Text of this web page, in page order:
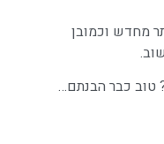
מחדש וכמובן
טוב כבר הבנתם…